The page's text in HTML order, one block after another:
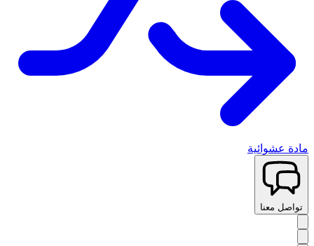
مادة عشوائية
تواصل معنا